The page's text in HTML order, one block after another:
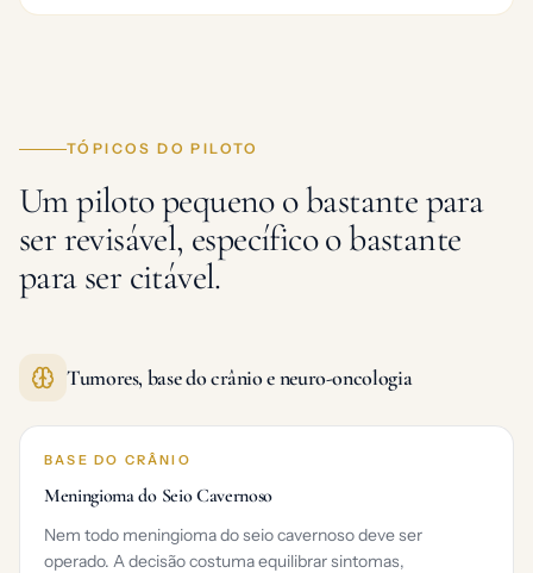
TÓPICOS DO PILOTO
Um piloto pequeno o bastante para
ser revisável, específico o bastante
para ser citável.
Tumores, base do crânio e neuro-oncologia
BASE DO CRÂNIO
Meningioma do Seio Cavernoso
Nem todo meningioma do seio cavernoso deve ser
operado. A decisão costuma equilibrar sintomas,